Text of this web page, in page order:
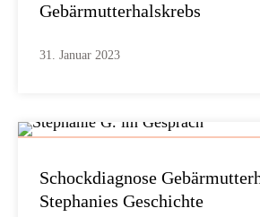
Gebärmutterhalskrebs
31. Januar 2023
Schockdiagnose
Stephanies Geschichte